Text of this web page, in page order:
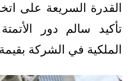
القدرة السريعة على
تأكيد سالم دور
الملكية في الشركة بقيمة 35% العام الماضي.